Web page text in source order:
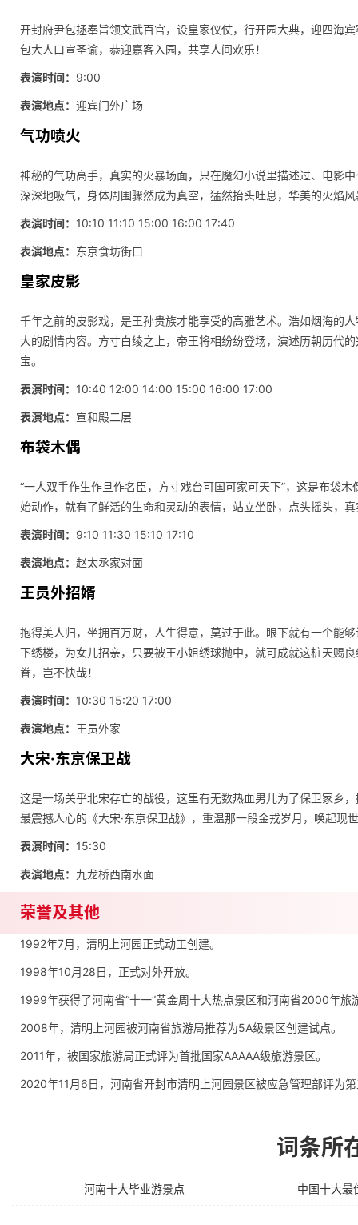
开封府尹包拯奉旨领文武百官，设皇家仪仗，行开园大典，迎四海
包大人口宣圣谕，恭迎嘉客入园，共享人间欢乐！
表演时间： 9:00
表演地点： 迎宾门外广场
气功喷火
神秘的气功高手，真实的火暴场面，只在魔幻小说里描述过、电影
深深地吸气，身体周围骤然成为真空，猛然抬头吐息，华美的火焰
表演时间： 10:10 11:10 15:00 16:00 17:40
表演地点： 东京食坊街口
皇家皮影
千年之前的皮影戏，是王孙贵族才能享受的高雅艺术。浩如烟海的
大的剧情内容。方寸白绫之上，帝王将相纷纷登场，演述历朝历代
宝。
表演时间： 10:40 12:00 14:00 15:00 16:00 17:00
表演地点： 宣和殿二层
布袋木偶
“一人双手作生作旦作名臣，方寸戏台可国可家可天下”，这是布袋
始动作，就有了鲜活的生命和灵动的表情，站立坐卧，点头摇头，
表演时间： 9:10 11:30 15:10 17:10
表演地点： 赵太丞家对面
王员外招婿
抱得美人归，坐拥百万财，人生得意，莫过于此。眼下就有一个能
下绣楼，为女儿招亲，只要被王小姐绣球抛中，就可成就这桩天赐
眷，岂不快哉！
表演时间： 10:30 15:20 17:00
表演地点： 王员外家
大宋·东京保卫战
这是一场关乎北宋存亡的战役，这里有无数热血男儿为了保卫家乡
最震撼人心的《大宋·东京保卫战》，重温那一段金戎岁月，唤起现
表演时间： 15:30
表演地点： 九龙桥西南水面
荣誉及其他
1992年7月，清明上河园正式动工创建。
1998年10月28日，正式对外开放。
1999年获得了河南省“十一”黄金周十大热点景区和河南省2000年旅
2008年，清明上河园被河南省旅游局推荐为5A级景区创建试点。
2011年，被国家旅游局正式评为首批国家AAAAA级旅游景区。
2020年11月6日，河南省开封市清明上河园景区被应急管理部评为
词条所
河南十大毕业游景点 中国十大最